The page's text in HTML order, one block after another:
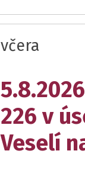
včera
226 v
Veselí